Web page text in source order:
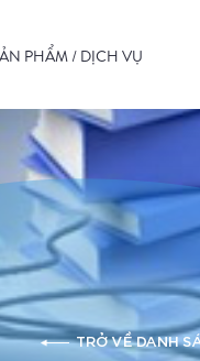
PHẨM / DỊCH VỤ
TRỞ VỀ DANH